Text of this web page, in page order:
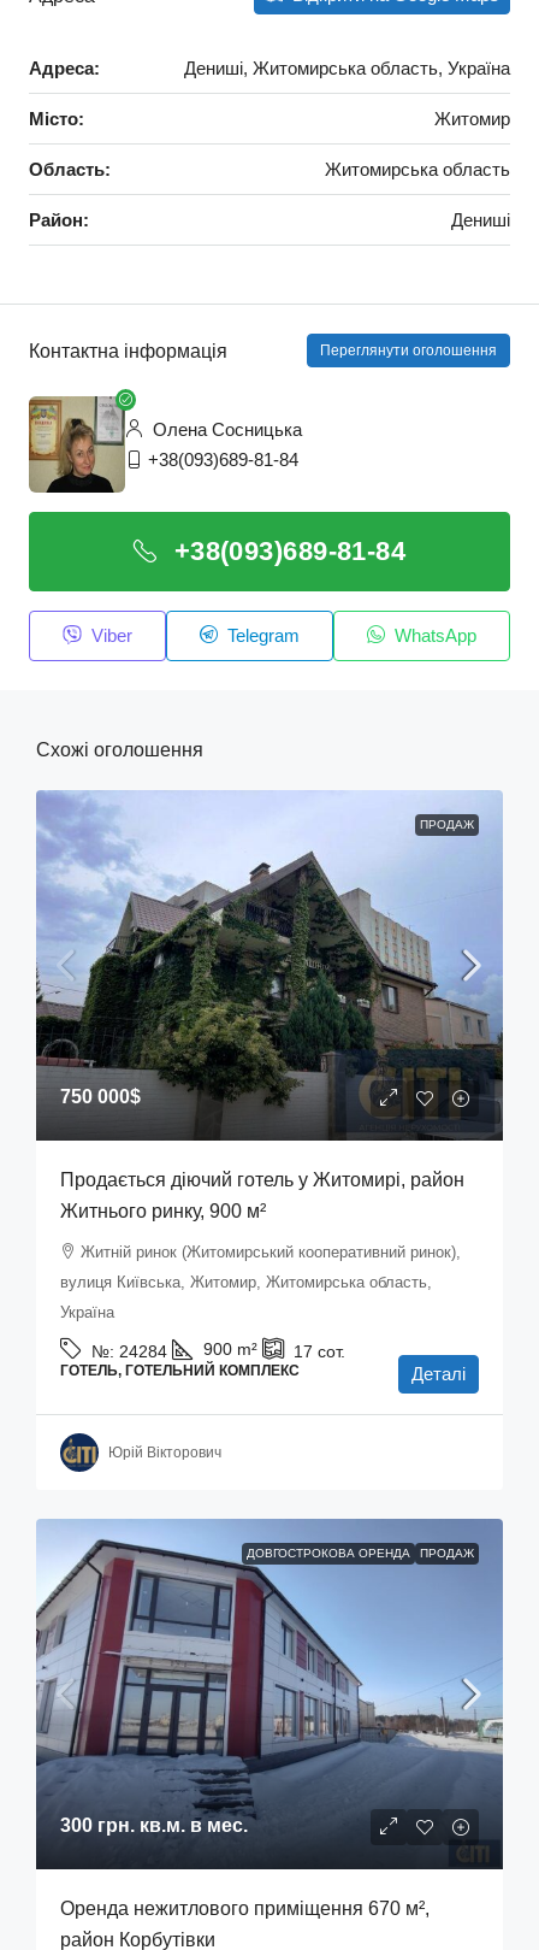
Адреса: Дениші, Житомирська область, Україна
Місто: Житомир
Область: Житомирська область
Район: Дениші
Контактна інформація Переглянути оголошення
Олена Сосницька
+38(093)689-81-84
+38(093)689-81-84
Viber Telegram WhatsApp
Схожі оголошення
ПРОДАЖ
750 000$
Продається діючий готель у Житомирі, район
Житнього ринку, 900 м²
Житній ринок (Житомирський кооперативний ринок),
вулиця Київська, Житомир, Житомирська область,
Україна
№: 24284 900 m² 17 сот.
ГОТЕЛЬ, ГОТЕЛЬНИЙ КОМПЛЕКС Деталі
Юрій Вікторович
ДОВГОСТРОКОВА ОРЕНДА ПРОДАЖ
300 грн. кв.м. в мес.
Оренда нежитлового приміщення 670 м²,
район Корбутівки